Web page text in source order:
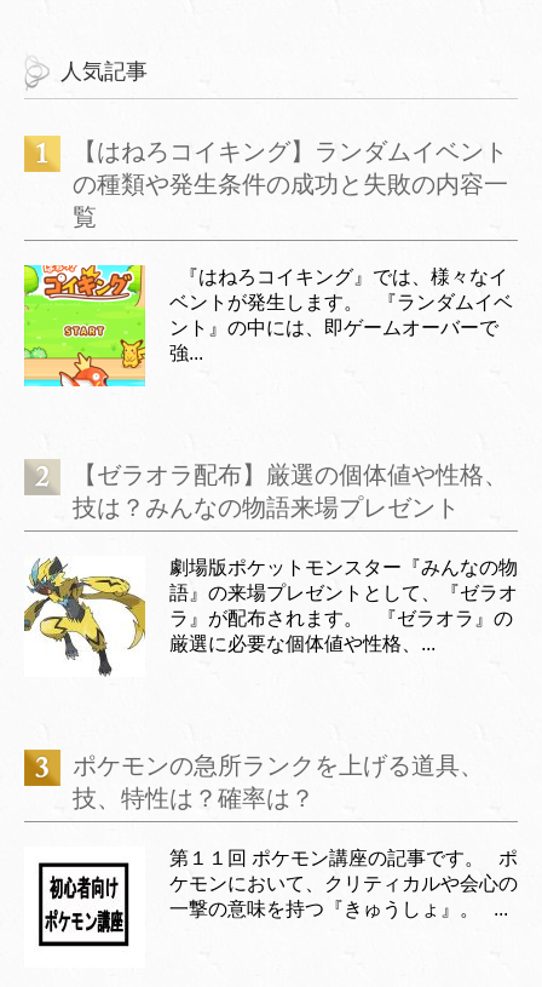
人気記事
【はねろコイキング】ランダムイベント
の種類や発生条件の成功と失敗の内容一
覧
『はねろコイキング』では、様々なイ
ベントが発生します。 『ランダムイベ
ント』の中には、即ゲームオーバーで
強...
【ゼラオラ配布】厳選の個体値や性格、
技は？みんなの物語来場プレゼント
劇場版ポケットモンスター『みんなの物
語』の来場プレゼントとして、『ゼラオ
ラ』が配布されます。 『ゼラオラ』の
厳選に必要な個体値や性格、...
ポケモンの急所ランクを上げる道具、
技、特性は？確率は？
第１１回 ポケモン講座の記事です。 ポ
ケモンにおいて、クリティカルや会心の
一撃の意味を持つ『きゅうしょ』。 ...